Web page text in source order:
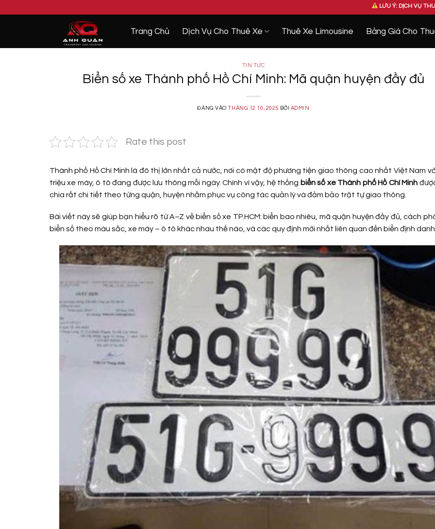
LƯU Ý: DỊCH VỤ THUÊ NGUYÊN
Trang Chủ Dịch Vụ Cho Thuê Xe Thuê Xe Limousine Bảng Giá Cho
TIN TỨC
Biển số xe Thành phố Hồ Chí Minh: Mã quận huyện đầy đủ
ĐĂNG VÀOTHÁNG 12 10, 2025 BỞI ADMIN
Rate this post
Thành phố Hồ Chí Minh là đô thị lớn nhất cả nước, nơi có mật độ phương tiện giao thông cao nhất Việt Nam
triệu xe máy, ô tô đang được lưu thông mỗi ngày. Chính vì vậy, hệ thống biển số xe Thành phố Hồ Chí Minh
chia rất chi tiết theo từng quận, huyện nhằm phục vụ công tác quản lý và đảm bảo trật tự giao thông.
Bài viết này sẽ giúp bạn hiểu rõ từ A–Z về biển số xe TP.HCM: biển bao nhiêu, mã quận huyện đầy đủ, cách
biển số theo màu sắc, xe máy – ô tô khác nhau thế nào, và các quy định mới nhất liên quan đến biển định